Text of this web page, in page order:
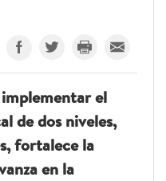
implementar el
de dos niveles,
fortalece la
en la